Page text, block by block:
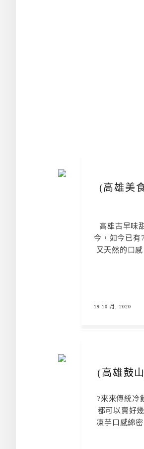
(高雄美
高雄古早味
今，如今已有
又天然的口
19 10 月, 2020
(高雄鼓
?來來傳統冷
都可以賣好
凍芋口感綿